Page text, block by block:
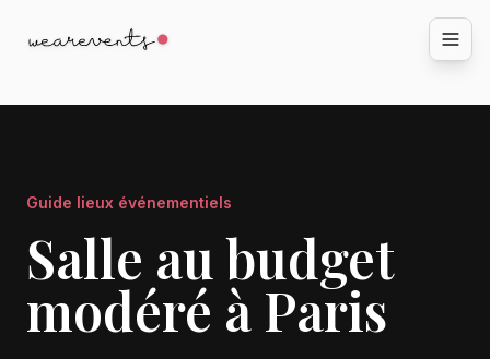
Guide lieux événementiels
Salle au budget
modéré à Paris